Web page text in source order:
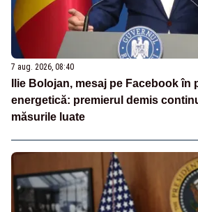
7 aug. 2026, 08:40
Ilie Bolojan, mesaj pe Facebook în
energetică: premierul demis
măsurile luate